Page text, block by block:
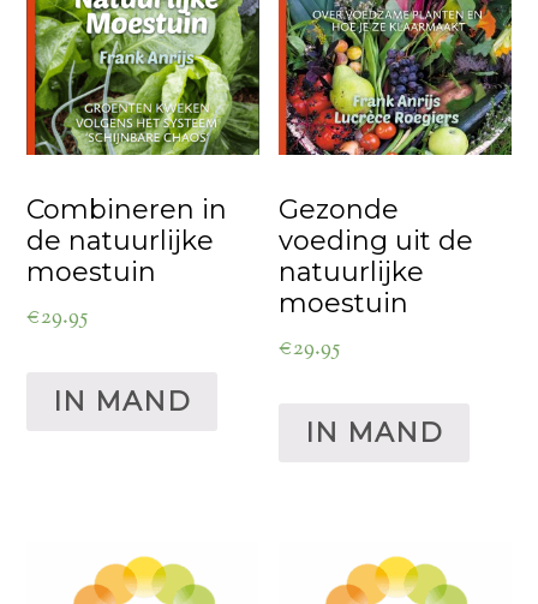
Combineren in
de natuurlijke
moestuin
€29.95
IN MAND
Gezonde
voeding uit de
natuurlijke
moestuin
€29.95
IN MAND